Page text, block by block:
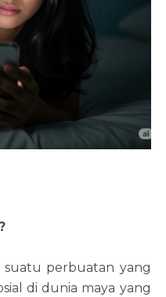
perbuatan yang
di dunia maya yang